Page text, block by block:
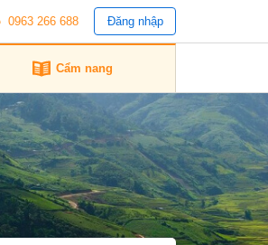
0963 266 688 Đăng nhập
Cẩm nang